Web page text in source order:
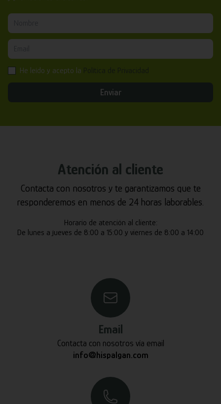
He leído y acepto la
Enviar
Atención al cliente
Contacta con nosotros y te garantizamos que te
responderemos en menos de 24 horas laborables.
Horario de atención al cliente:
De lunes a jueves de 8:00 a 15:00 y viernes de 8:00 a 14:00
Email
Contacta con nosotros vía email
info@hispalgan.com